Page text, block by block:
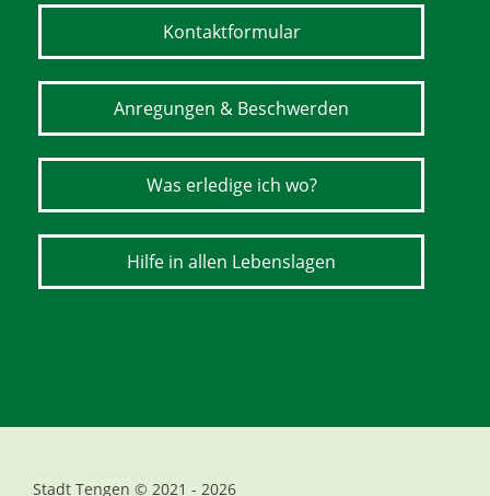
Kontaktformular
Anregungen & Beschwerden
Was erledige ich wo?
Hilfe in allen Lebenslagen
Stadt Tengen © 2021 - 2026